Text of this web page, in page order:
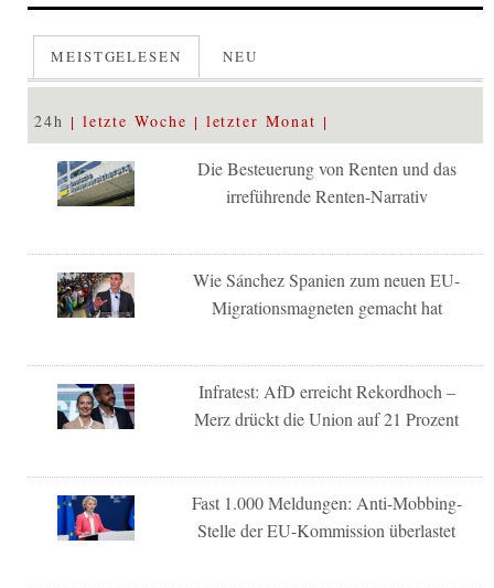
MEISTGELESEN NEU
24h letzte Woche letzter Monat
Die Besteuerung von Renten und das
irreführende Renten-Narrativ
Wie Sánchez Spanien zum neuen EU-
Migrationsmagneten gemacht hat
Infratest: AfD erreicht Rekordhoch –
Merz drückt die Union auf 21 Prozent
Fast 1.000 Meldungen: Anti-Mobbing-
Stelle der EU-Kommission überlastet